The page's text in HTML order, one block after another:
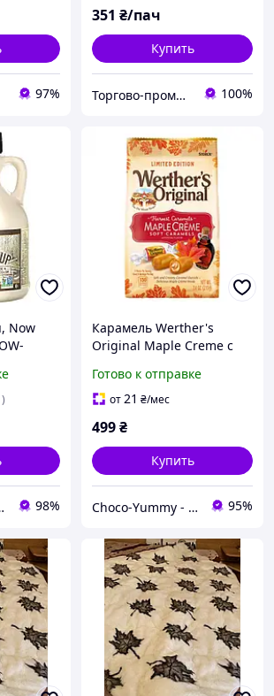
97%
351 ₴/пач
Купить
Торгово-промышленная компания: Зав Маг Пром 100%
Now
жизни 98%
Карамель Werther's
Original Maple Creme с
Готово к отправке
от21 ₴/мес
499₴
Купить
Choco-Yummy - Магазин сладостей со всего мира 95%